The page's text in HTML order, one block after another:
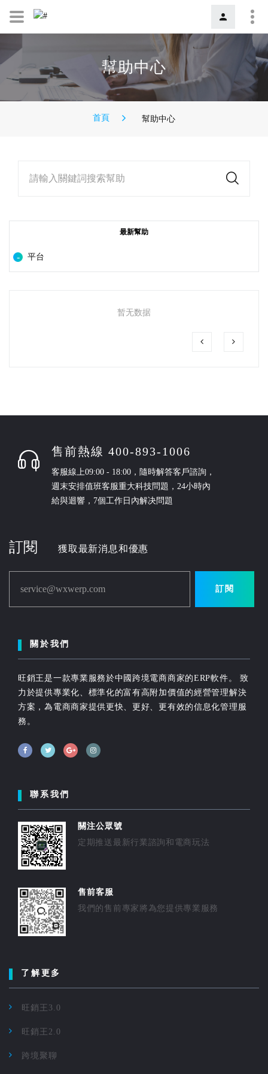
幫助中心
首頁 幫助中心
請輸入關鍵詞搜索幫助
最新幫助
平台
暂无数据
售前熱線 400-893-1006
客服線上09:00 - 18:00，隨時解答客戶諮詢，
週末安排值班客服重大科技問題，24小時內
給與迴響，7個工作日內解决問題
訂閱 獲取最新消息和優惠
service@wxwerp.com 訂閱
關於我們
旺銷王是一款專業服務於中國跨境電商商家的ERP軟件。 致
力於提供專業化、標準化的富有高附加價值的經營管理解決
方案，為電商商家提供更快、更好、更有效的信息化管理服
務。
聯系我們
關注公眾號
定期推送最新行業諮詢和電商玩法
售前客服
我們的售前專家將為您提供專業服務
了解更多
旺銷王3.0
旺銷王2.0
跨境聚聊